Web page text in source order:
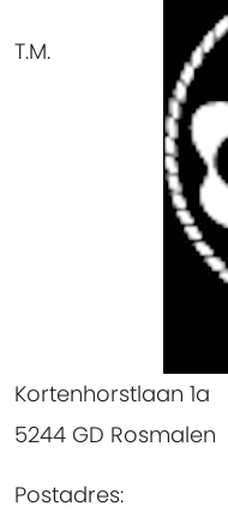
T.M.
Kortenhorstlaan 1a
5244 GD Rosmalen
Postadres: